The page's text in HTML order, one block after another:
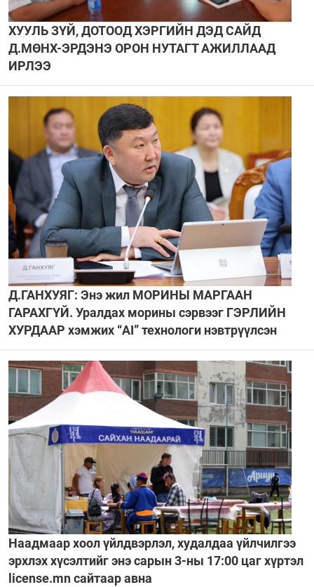
ХУУЛЬ ЗҮЙ, ДОТООД ХЭРГИЙН ДЭД САЙД
Д.МӨНХ-ЭРДЭНЭ ОРОН НУТАГТ АЖИЛЛААД
ИРЛЭЭ
Д.ГАНХУЯГ: Энэ жил МОРИНЫ МАРГААН
ГАРАХГҮЙ. Уралдах морины сэрвээг ГЭРЛИЙН
ХУРДААР хэмжих “AI” технологи нэвтрүүлсэн
Наадмаар хоол үйлдвэрлэл, худалдаа үйлчилгээ
эрхлэх хүсэлтийг энэ сарын 3-ны 17:00 цаг хүртэл
license.mn сайтаар авна